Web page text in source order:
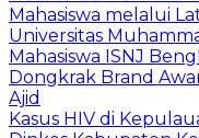
Mahasiswa melalui
Universitas
Mahasiswa ISNJ
Dongkrak Brand
Ajid
Kasus HIV di